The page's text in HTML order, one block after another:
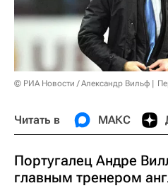
© РИА Новости / Александр Вильф
Читать в МАКС
Португалец Андре
главным тренером